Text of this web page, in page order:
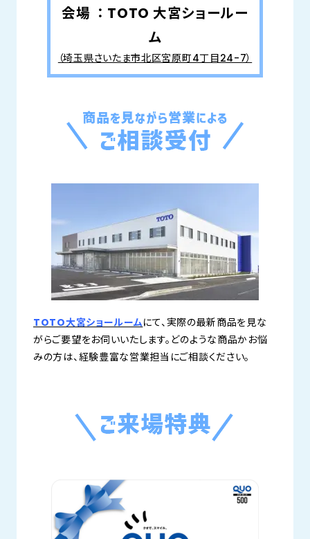
会場 ： TOTO 大宮ショールー
ム
（埼玉県さいたま市北区宮原町4丁目24-7）
TOTO大宮ショールームにて、実際の最新商品を見な
がらご要望をお伺いいたします。どのような商品かお悩
みの方は、経験豊富な営業担当にご相談ください。